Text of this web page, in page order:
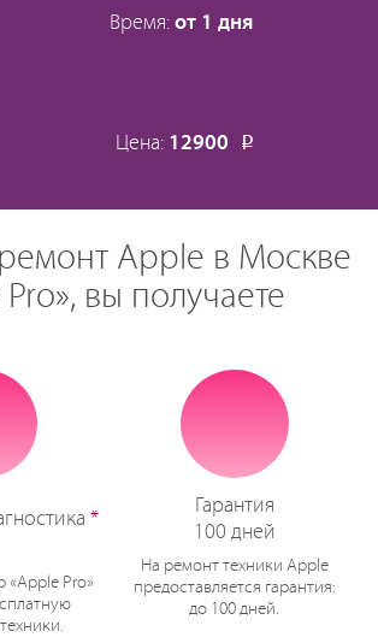
Время: от 1 дня
Цена: 12900 Р
Apple в Москве
вы получаете
*
«Apple Pro»
Гарантия
100 дней
На ремонт техники Apple
предоставляется гарантия:
до 100 дней.